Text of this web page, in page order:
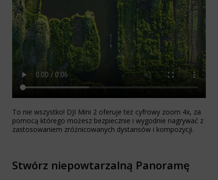
To nie wszystko! DJI Mini 2 oferuje też cyfrowy zoom 4x, za
pomocą którego możesz bezpiecznie i wygodnie nagrywać z
zastosowaniem zróżnicowanych dystansów i kompozycji.
Stwórz niepowtarzalną Panoramę